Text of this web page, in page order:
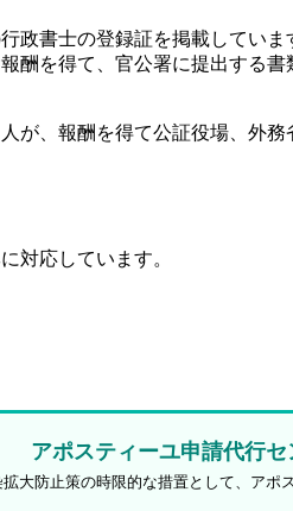
政書士の登録証を掲載していま
酬を得て、官公署に提出する
が、報酬を得て公証役場、外
対応しています。
アポスティーユ申請代行
大防止策の時限的な措置として、ア